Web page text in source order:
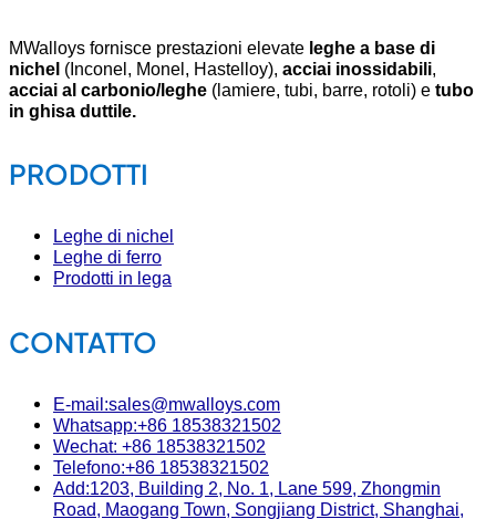
MWalloys fornisce prestazioni elevate leghe a base di
nichel (Inconel, Monel, Hastelloy), acciai inossidabili
acciai al carbonio/leghe (lamiere, tubi, barre, rotoli) e tubo
in ghisa duttile.
PRODOTTI
Leghe di nichel
Leghe di ferro
Prodotti in lega
CONTATTO
E-mail:sales@mwalloys.com
Whatsapp:+86 18538321502
Wechat: +86 18538321502
Telefono:+86 18538321502
Add:1203, Building 2, No. 1, Lane 599, Zhongmin
Road, Maogang Town, Songjiang District, Shanghai,